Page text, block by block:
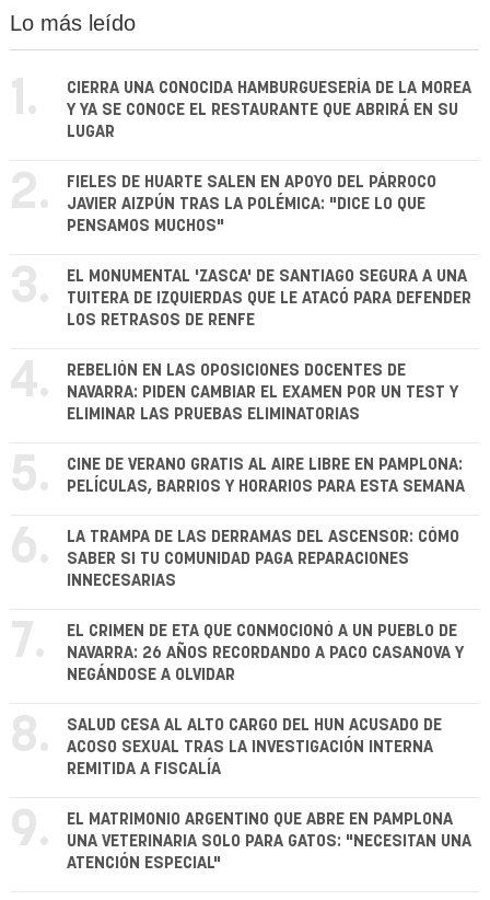
Lo más leído
1.
CIERRA UNA CONOCIDA HAMBURGUESERÍA DE LA MOREA
Y YA SE CONOCE EL RESTAURANTE QUE ABRIRÁ EN SU
LUGAR
2.
FIELES DE HUARTE SALEN EN APOYO DEL PÁRROCO
JAVIER AIZPÚN TRAS LA POLÉMICA: "DICE LO QUE
PENSAMOS MUCHOS"
3.
EL MONUMENTAL 'ZASCA' DE SANTIAGO SEGURA A UNA
TUITERA DE IZQUIERDAS QUE LE ATACÓ PARA DEFENDER
LOS RETRASOS DE RENFE
4.
REBELIÓN EN LAS OPOSICIONES DOCENTES DE
NAVARRA: PIDEN CAMBIAR EL EXAMEN POR UN TEST Y
ELIMINAR LAS PRUEBAS ELIMINATORIAS
5.
CINE DE VERANO GRATIS AL AIRE LIBRE EN PAMPLONA:
PELÍCULAS, BARRIOS Y HORARIOS PARA ESTA SEMANA
6.
LA TRAMPA DE LAS DERRAMAS DEL ASCENSOR: CÓMO
SABER SI TU COMUNIDAD PAGA REPARACIONES
INNECESARIAS
7.
EL CRIMEN DE ETA QUE CONMOCIONÓ A UN PUEBLO DE
NAVARRA: 26 AÑOS RECORDANDO A PACO CASANOVA Y
NEGÁNDOSE A OLVIDAR
8.
SALUD CESA AL ALTO CARGO DEL HUN ACUSADO DE
ACOSO SEXUAL TRAS LA INVESTIGACIÓN INTERNA
REMITIDA A FISCALÍA
9.
EL MATRIMONIO ARGENTINO QUE ABRE EN PAMPLONA
UNA VETERINARIA SOLO PARA GATOS: "NECESITAN UNA
ATENCIÓN ESPECIAL"